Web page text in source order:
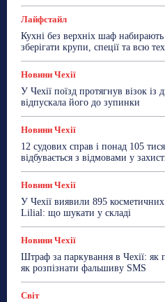
Лайфстайл
Кухні без верхніх шаф набирають
зберігати крупи, спеції та всю
Новини Чехії
У Чехії поїзд протягнув візок
відпускала його до зупинки
Новини Чехії
12 судових справ і понад 105
відбувається з відмовами у
Новини Чехії
У Чехії виявили 895
Lilial: що шукати у складі
Новини Чехії
Штраф за паркування в Чехії: як
як розпізнати фальшиву SMS
Світ